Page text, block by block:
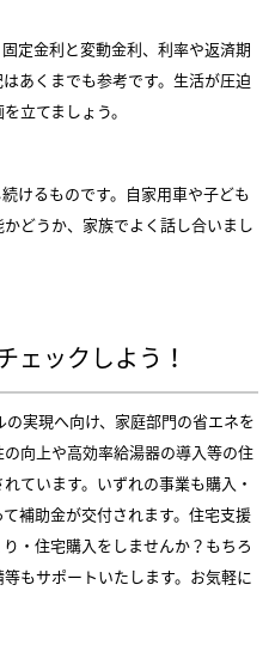
定金利と変動金利、利率や返済期
あくまでも参考です。生活が圧迫
立てましょう。
けるものです。自家用車や子ども
どうか、家族でよく話し合いまし
ェックしよう！
実現へ向け、家庭部門の省エネを
向上や高効率給湯器の導入等の住
ています。いずれの事業も購入・
補助金が交付されます。住宅支援
・住宅購入をしませんか？もちろ
もサポートいたします。お気軽に